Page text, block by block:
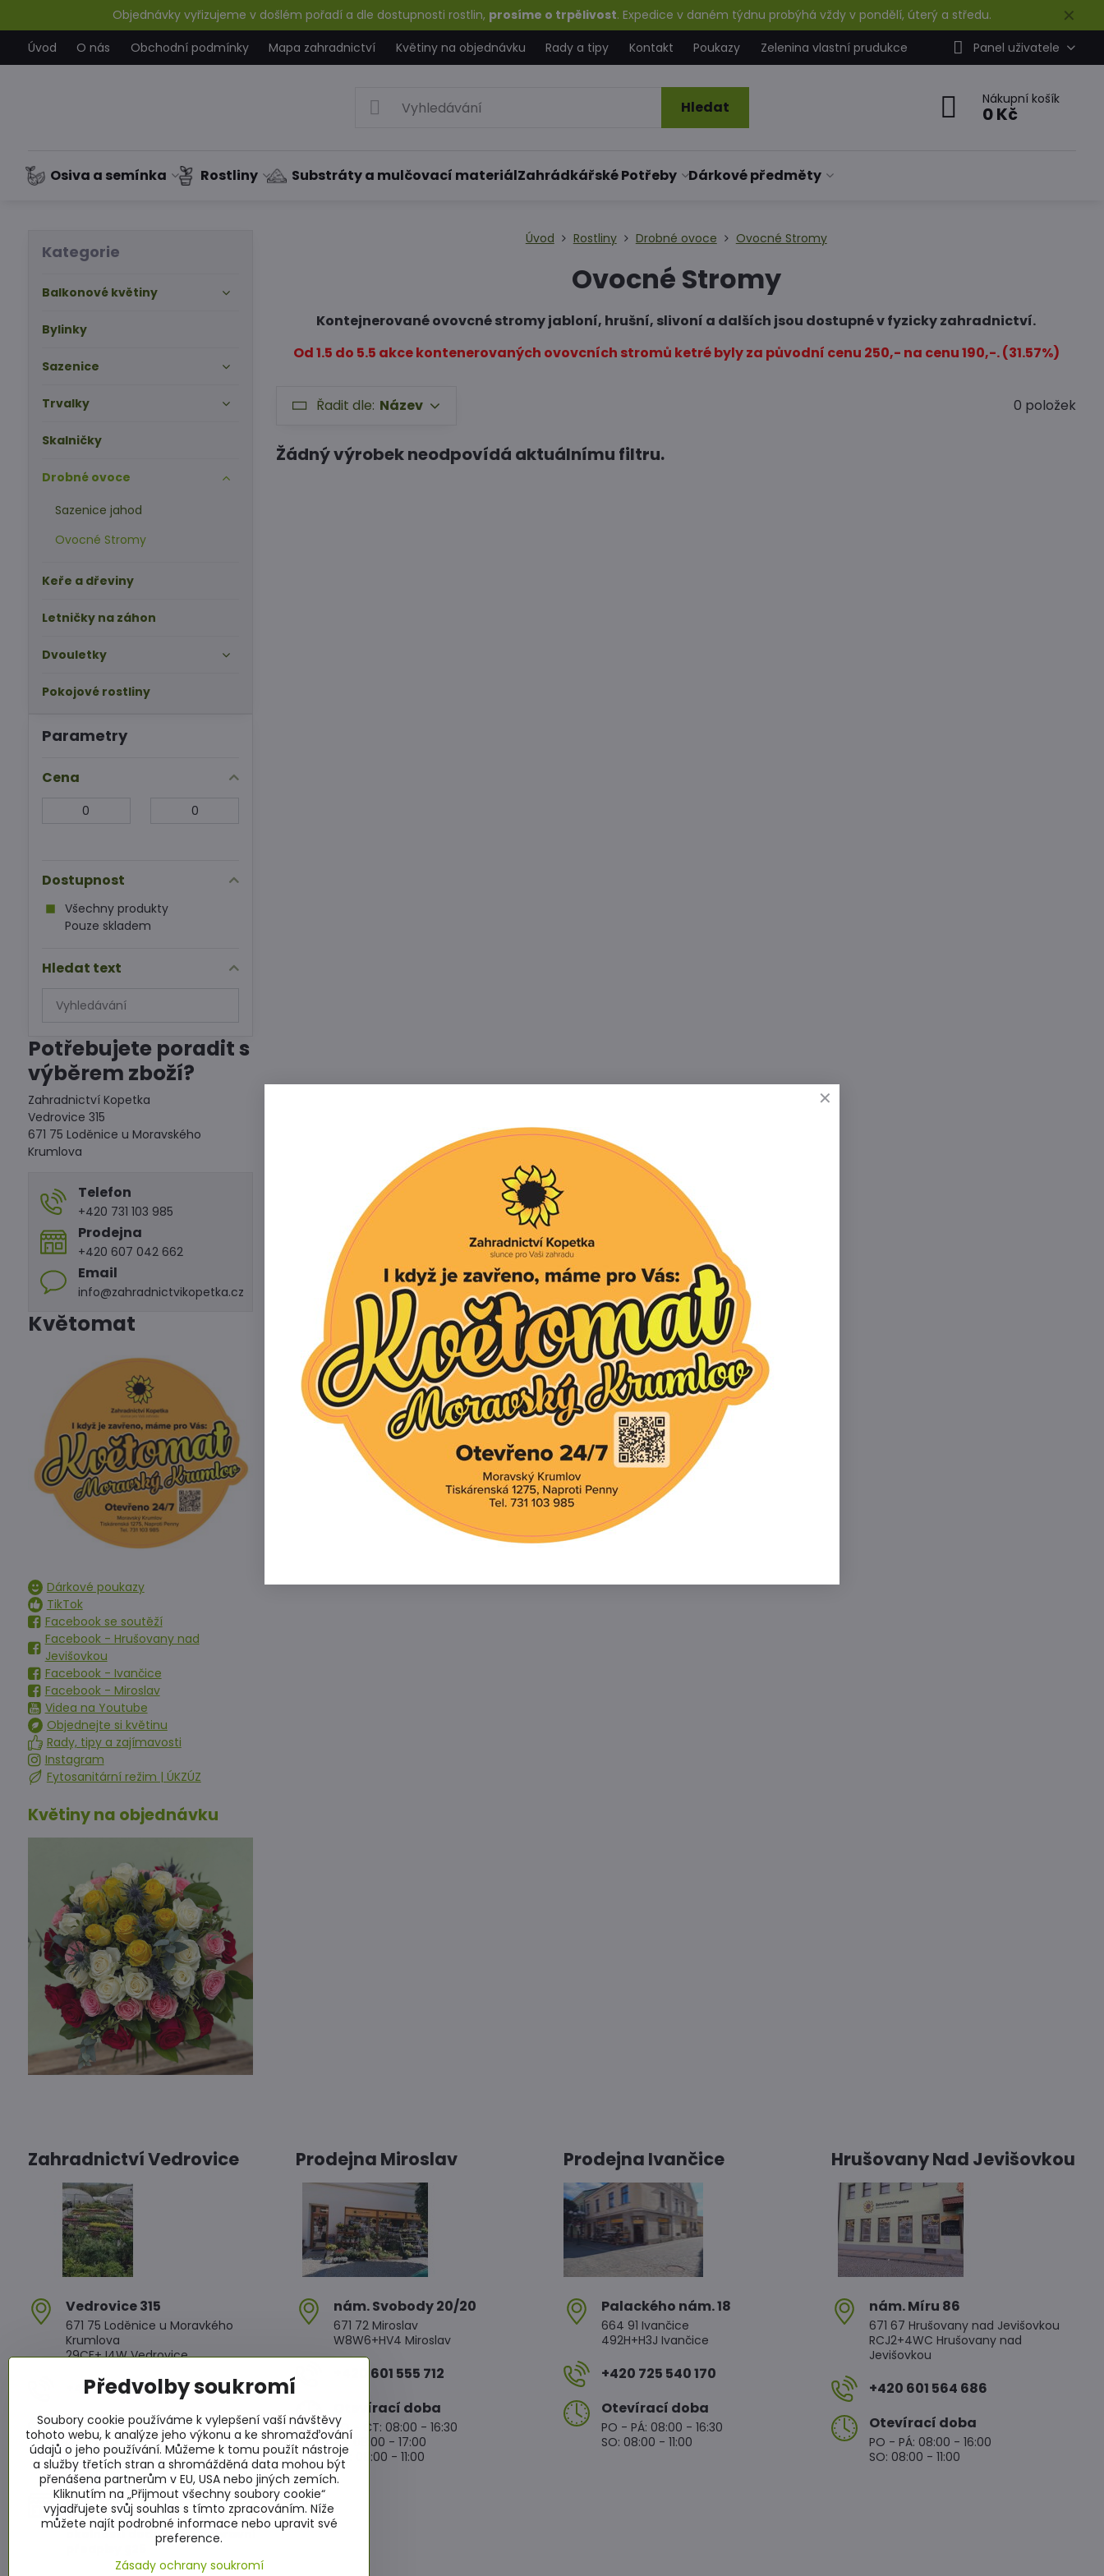
✕
Objednávky vyřizujeme v došlém pořadí a dle dostupnosti rostlin, prosíme o trpělivost. Expedice v daném týdnu probýhá vždy v pondělí, úterý a středu.
Úvod
O nás Obchodní podmínky Mapa zahradnictví Květiny na objednávku Rady a tipy Kontakt Poukazy Zelenina vlastní prudukce Panel uživatele
Hledat Nákupní košík
0 Kč
Osiva a semínka Rostliny Substráty a mulčovací materiálZahrádkářské Potřeby Dárkové předměty
Úvod Rostliny Drobné ovoce Ovocné Stromy
Ovocné Stromy
Kontejnerované ovovcné stromy jabloní, hrušní, slivoní a dalších jsou dostupné v fyzicky zahradnictví.
Od 1.5 do 5.5 akce kontenerovaných ovovcních stromů ketré byly za původní cenu 250,- na cenu 190,-. (31.57%)
Řadit dle: Název 0 položek
Parametry
Cena
Dostupnost
Všechny produkty
Pouze skladem
Hledat text
Prohledat
výsledky
filtru
fulltextem
Potřebujete poradit s
výběrem zboží?
Zahradnictví Kopetka
Vedrovice 315
671 75 Loděnice u Moravského
Krumlova
Telefon
+420 731 103 985
Prodejna
+420 607 042 662
Email
info@zahradnictvikopetka.cz
Kategorie
Balkonové květiny
Bylinky
Sazenice
Trvalky
Skalničky
Drobné ovoce
Sazenice jahod
Ovocné Stromy
Keře a dřeviny
Letničky na záhon
Dvouletky
Pokojové rostliny
Květomat
Dárkové poukazy
TikTok
Facebook se soutěží
Facebook - Hrušovany nad
Jevišovkou
Facebook - Ivančice
Facebook - Miroslav
Videa na Youtube
Objednejte si květinu
Rady, tipy a zajímavosti
Instagram
Fytosanitární režim | ÚKZÚZ
Květiny na objednávku
Zahradnictví Vedrovice
Vedrovice 315
671 75 Loděnice u Moravkého
Krumlova
29CF+J4W Vedrovice
+420 607 042 662
Otevírací doba
PO - PÁ: 08:00 - 11:00 13:00 - 17:00
SO : 08:00 - 11:30 13:00 - 16:30
NE : 08:00 - 11:30 14:00 - 16:00
Info
Žádáme zákazníky aby za všech
okolností dodržovali dopravní
Prodejna Miroslav
nám​. Svobody 20/20
671 72 Miroslav
W8W6+HV4 Miroslav
+420 601 555 712
Otevírací doba
PO - ČT: 08:00 - 16:30
PÁ: 08:00 - 17:00
SO: 08:00 - 11:00
Prodejna Ivančice
Palackého nám​. 18
664 91 Ivančice
492H+H3J Ivančice
+420 725 540 170
Otevírací doba
PO - PÁ: 08:00 - 16:30
SO: 08:00 - 11:00
Hrušovany Nad Jevišovkou
nám​. Míru 86
671 67 Hrušovany nad Jevišovkou
RCJ2+4WC Hrušovany nad
Jevišovkou
+420 601 564 686
Otevírací doba
PO - PÁ: 08:00 - 16:00
SO: 08:00 - 11:00
Předvolby soukromí
Soubory cookie používáme k vylepšení vaší návštěvy
tohoto webu, k analýze jeho výkonu a ke shromažďování
údajů o jeho používání. Můžeme k tomu použít nástroje
a služby třetích stran a shromážděná data mohou být
přenášena partnerům v EU, USA nebo jiných zemích.
Kliknutím na „Přijmout všechny soubory cookie“
vyjadřujete svůj souhlas s tímto zpracováním. Níže
můžete najít podrobné informace nebo upravit své
preference.
Zásady ochrany soukromí